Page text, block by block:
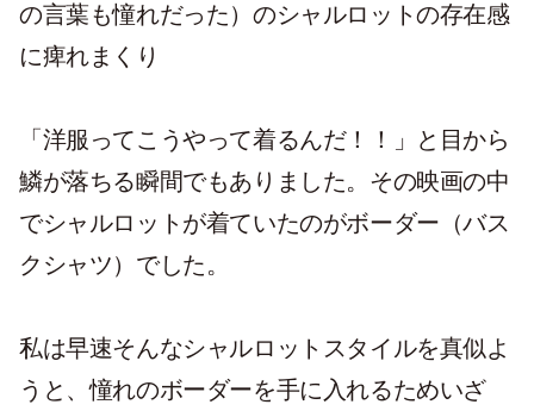
の言葉も憧れだった）のシャルロットの存在感
に痺れまくり
「洋服ってこうやって着るんだ！！」と目から
鱗が落ちる瞬間でもありました。その映画の中
でシャルロットが着ていたのがボーダー（バス
クシャツ）でした。
私は早速そんなシャルロットスタイルを真似よ
うと、憧れのボーダーを手に入れるためいざ